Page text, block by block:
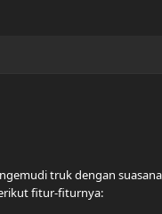
truk dengan
fitur-fiturnya: